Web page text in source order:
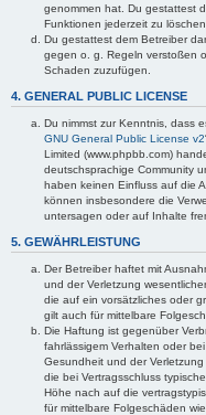
genommen hat. Du gestattest
Funktionen jederzeit zu
Du gestattest dem Betreiber
gegen o. g. Regeln verstoßen
Schaden zuzufügen.
4. GENERAL PUBLIC LICENSE
Du nimmst zur Kenntnis, dass
GNU General Public License v2
Limited (www.phpbb.com)
deutschsprachige Community
haben keinen Einfluss auf die
können insbesondere die
untersagen oder auf Inhalte
5. GEWÄHRLEISTUNG
Der Betreiber haftet mit
und der Verletzung
die auf ein vorsätzliches oder
gilt auch für mittelbare
Die Haftung ist gegenüber
fahrlässigem Verhalten oder
Gesundheit und der
die bei Vertragsschluss
Höhe nach auf die
für mittelbare Folgeschäden